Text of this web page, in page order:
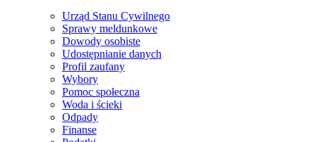
Urząd Stanu Cywilnego
Sprawy meldunkowe
Dowody osobiste
Udostępnianie danych
Profil zaufany
Wybory
Pomoc społeczna
Woda i ścieki
Odpady
Finanse